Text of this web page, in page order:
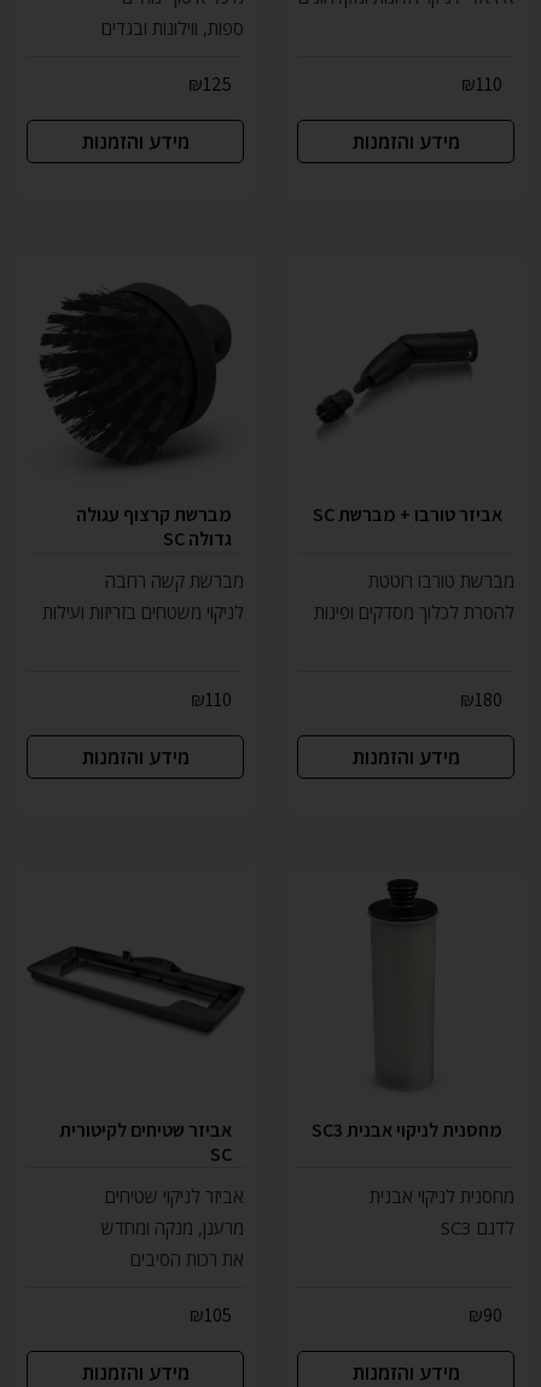
₪110
מידע והזמנות
ספות, ווילונות ובגדים
₪125
מידע והזמנות
אביזר טורבו + מברשת SC
מברשת טורבו רוטטת
להסרת לכלוך מסדקים ופינות
₪180
מידע והזמנות
מברשת קרצוף עגולה
גדולה SC
מברשת קשה רחבה
לניקוי משטחים בזריזות ועילות
₪110
מידע והזמנות
מחסנית לניקוי אבנית SC3
מחסנית לניקוי אבנית
לדגם SC3
₪90
מידע והזמנות
אביזר שטיחים לקיטורית
SC
אביזר לניקוי שטיחים
מרענן, מנקה ומחדש
את רכות הסיבים
₪105
מידע והזמנות